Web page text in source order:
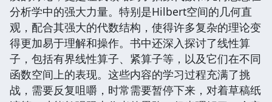
分析学中的强大力量。特别是Hilbert空间的几何直
观，配合其强大的代数结构，使得许多复杂的理论变
得更加易于理解和操作。书中还深入探讨了线性算
子，包括有界线性算子、紧算子等，以及它们在不同
函数空间上的表现。这些内容的学习过程充满了挑
战，需要反复咀嚼，时常需要暂停下来，对着草稿纸